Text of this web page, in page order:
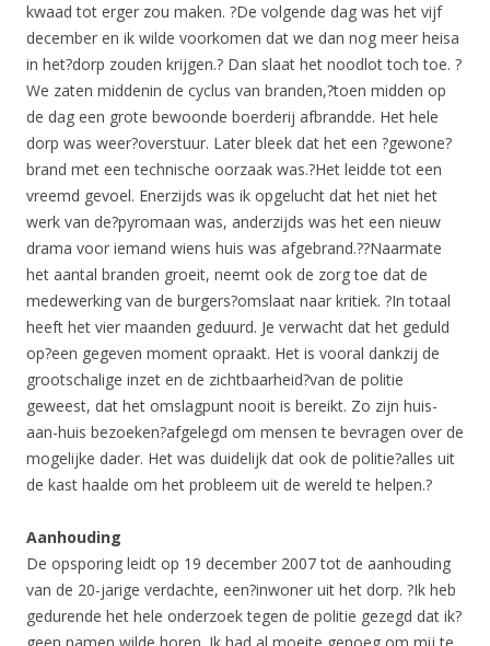
kwaad tot erger zou maken. ?De volgende dag was het vijf
december en ik wilde voorkomen dat we dan nog meer heisa
in het?dorp zouden krijgen.? Dan slaat het noodlot toch toe. ?
We zaten middenin de cyclus van branden,?toen midden op
de dag een grote bewoonde boerderij afbrandde. Het hele
dorp was weer?overstuur. Later bleek dat het een ?gewone?
brand met een technische oorzaak was.?Het leidde tot een
vreemd gevoel. Enerzijds was ik opgelucht dat het niet het
werk van de?pyromaan was, anderzijds was het een nieuw
drama voor iemand wiens huis was afgebrand.??Naarmate
het aantal branden groeit, neemt ook de zorg toe dat de
medewerking van de burgers?omslaat naar kritiek. ?In totaal
heeft het vier maanden geduurd. Je verwacht dat het geduld
op?een gegeven moment opraakt. Het is vooral dankzij de
grootschalige inzet en de zichtbaarheid?van de politie
geweest, dat het omslagpunt nooit is bereikt. Zo zijn huis-
aan-huis bezoeken?afgelegd om mensen te bevragen over de
mogelijke dader. Het was duidelijk dat ook de politie?alles uit
de kast haalde om het probleem uit de wereld te helpen.?
Aanhouding
De opsporing leidt op 19 december 2007 tot de aanhouding
van de 20-jarige verdachte, een?inwoner uit het dorp. ?Ik heb
gedurende het hele onderzoek tegen de politie gezegd dat ik?